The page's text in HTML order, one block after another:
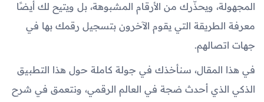
المجهولة، ويحذّرك من الأرقام المشبوهة، بل ويتيح لك أيضًا
معرفة الطريقة التي يقوم الآخرون بتسجيل رقمك بها في
جهات اتصالهم.
في هذا المقال، سنأخذك في جولة كاملة حول هذا التطبيق
الذكي الذي أحدث ضجة في العالم الرقمي، ونتعمق في شرح